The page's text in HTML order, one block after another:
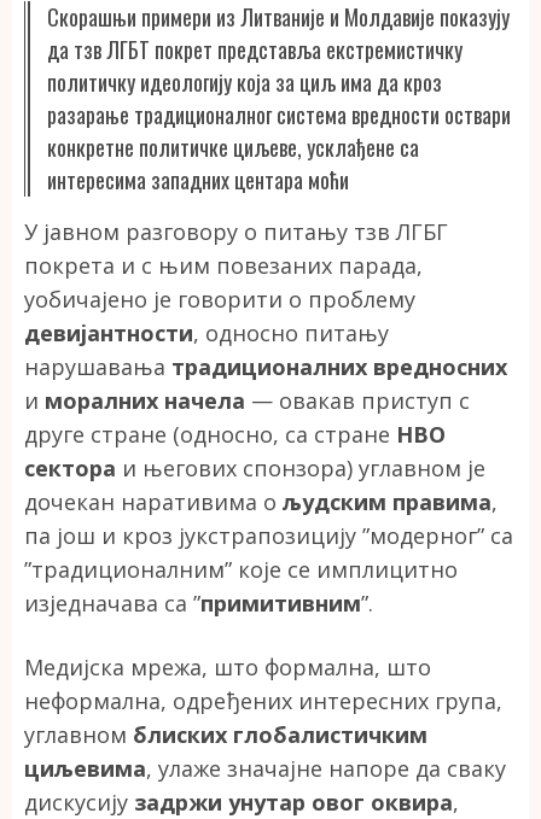
Скорашњи примери из Литваније и Молдавије показују
да тзв ЛГБТ покрет представља екстремистичку
политичку идеологију која за циљ има да кроз
разарање традиционалног система вредности оствари
конкретне политичке циљеве, усклађене са
интересима западних центара моћи
У јавном разговору о питању тзв ЛГБГ
покрета и с њим повезаних парада,
уобичајено је говорити о проблему
девијантности, односно питању
нарушавања традиционалних вредносних
и моралних начела — овакав приступ с
друге стране (односно, са стране НВО
сектора и његових спонзора) углавном је
дочекан наративима о људским правима,
па још и кроз јукстрапозицију ”модерног” са
”традиционалним” које се имплицитно
изједначава са ”примитивним”.
Медијска мрежа, што формална, што
неформална, одређених интересних група,
углавном блиских глобалистичким
циљевима, улаже значајне напоре да сваку
дискусију задржи унутар овог оквира,